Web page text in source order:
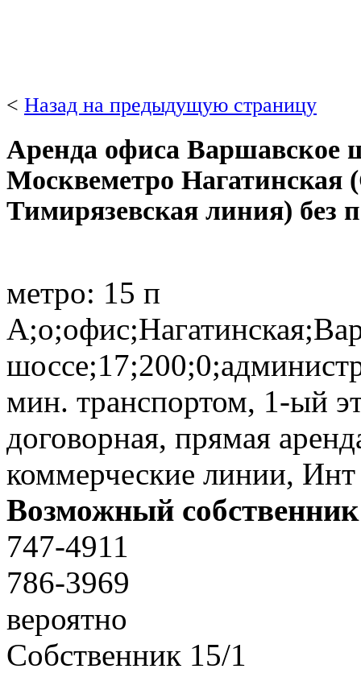
< Назад на предыдущую страницу
Аренда офиса Варшавское
Москвеметро Нагатинская
Тимирязевская линия) без
метро: 15 п
мин. транспортом, 1-ый
договорная, прямая
коммерческие линии,
Возможный
747-4911
786-3969
вероятно
Собственник 15/1